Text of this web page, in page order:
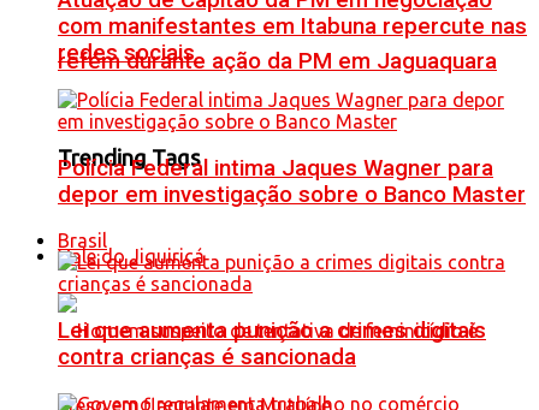
refém durante ação da PM em Jaguaquara
Trending Tags
Vale do Jiquiriçá
com manifestantes em Itabuna repercute nas
redes sociais
Polícia Federal intima Jaques Wagner para
depor em investigação sobre o Banco Master
Brasil
Lei que aumenta punição a crimes digitais
contra crianças é sancionada